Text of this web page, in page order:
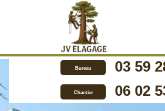
Bureau 03 59
Chantier 06 02